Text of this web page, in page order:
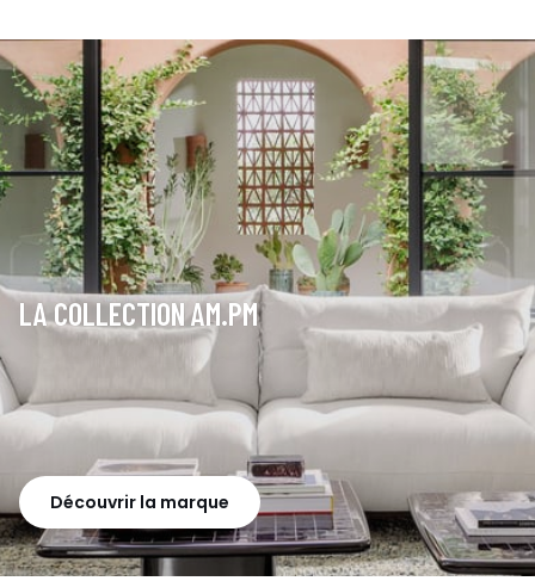
LA COLLECTION AM.PM
Découvrir la marque